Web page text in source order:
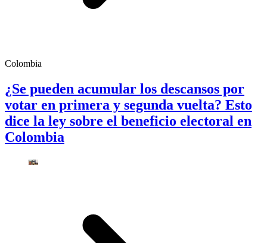
Colombia
¿Se pueden acumular los descansos por
votar en primera y segunda vuelta? Esto
dice la ley sobre el beneficio electoral en
Colombia